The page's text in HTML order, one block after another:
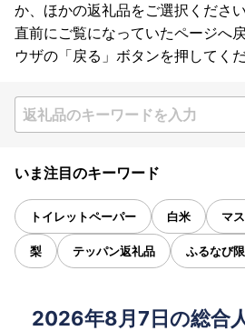
か、ほかの返礼品をご選択ください
直前にご覧になっていたページへ
ウザの「戻る」ボタンを押してくだ
いま注目のキーワード
トイレットペーパー 白米 マ
梨 テッパン返礼品 ふるなび
2026年8月7日の総合